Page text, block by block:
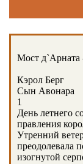
Мост д`Арната
Кэрол Берг
Сын Авонара
1
День летнего
правления
Утренний
преодолевала
изогнутой